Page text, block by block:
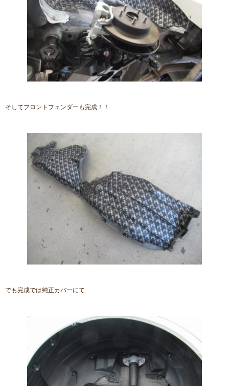
そしてフロントフェンダーも完成！！
でも完成では純正カバーにて